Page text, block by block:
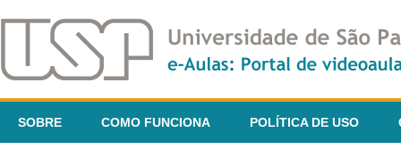
SOBRE COMO FUNCIONA POLÍTICA DE USO